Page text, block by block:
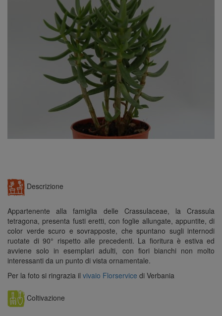
Descrizione
Appartenente alla famiglia delle Crassulaceae, la Crassula
tetragona, presenta fusti eretti, con foglie allungate, appuntite, di
color verde scuro e sovrapposte, che spuntano sugli internodi
ruotate di 90° rispetto alle precedenti. La fioritura è estiva ed
avviene solo in esemplari adulti, con fiori bianchi non molto
interessanti da un punto di vista ornamentale.
Per la foto si ringrazia il vivaio Florservice di Verbania
Coltivazione